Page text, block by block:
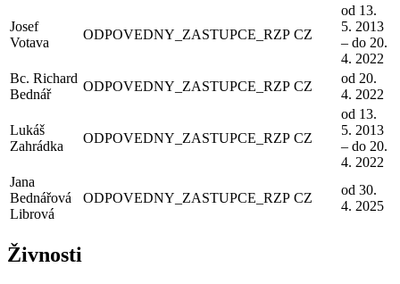
Josef
Votava
ODPOVEDNY_ZASTUPCE_RZP CZ
od 13.
5. 2013
– do 20.
4. 2022
Bc. Richard
Bednář
ODPOVEDNY_ZASTUPCE_RZP CZ
od 20.
4. 2022
Lukáš
Zahrádka
ODPOVEDNY_ZASTUPCE_RZP CZ
od 13.
5. 2013
– do 20.
4. 2022
Jana
Bednářová
Librová
ODPOVEDNY_ZASTUPCE_RZP CZ
od 30.
4. 2025
Živnosti